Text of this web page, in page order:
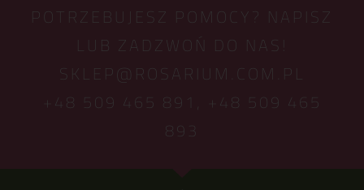
POTRZEBUJESZ POMOCY? NAPISZ
LUB ZADZWOŃ DO NAS!
SKLEP@ROSARIUM.COM.PL
+48 509 465 891,
+48 509 465
893